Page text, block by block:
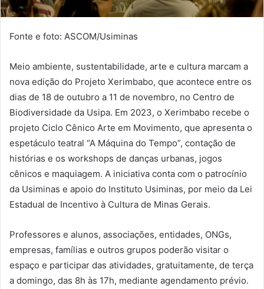
Fonte e foto: ASCOM/Usiminas
Meio ambiente, sustentabilidade, arte e cultura marcam a
nova edição do Projeto Xerimbabo, que acontece entre os
dias de 18 de outubro a 11 de novembro, no Centro de
Biodiversidade da Usipa. Em 2023, o Xerimbabo recebe o
projeto Ciclo Cênico Arte em Movimento, que apresenta o
espetáculo teatral “A Máquina do Tempo”, contação de
histórias e os workshops de danças urbanas, jogos
cênicos e maquiagem. A iniciativa conta com o patrocínio
da Usiminas e apoio do Instituto Usiminas, por meio da Lei
Estadual de Incentivo à Cultura de Minas Gerais.
Professores e alunos, associações, entidades, ONGs,
empresas, famílias e outros grupos poderão visitar o
espaço e participar das atividades, gratuitamente, de terça
a domingo, das 8h às 17h, mediante agendamento prévio.